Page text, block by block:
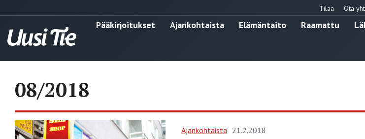
Tilaa Ota
Pääkirjoitukset Ajankohtaista Elämäntaito Raamattu
08/2018
Ajankohtaista 21.2.2018